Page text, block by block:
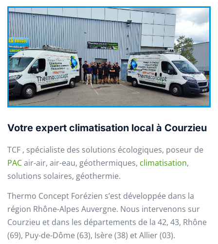
Votre expert climatisation local à Courzieu
TCF , spécialiste des solutions écologiques, poseur de
PACair-air, air-eau, géothermiques, climatisation,
solutions solaires, géothermie.
Thermo Concept Forézien s’est développée dans la
région Rhône-Alpes Auvergne. Nous intervenons sur
Courzieu et dans les départements de la 42, 43, Rhône
(69), Puy-de-Dôme (63), Isère (38) et Allier (03).